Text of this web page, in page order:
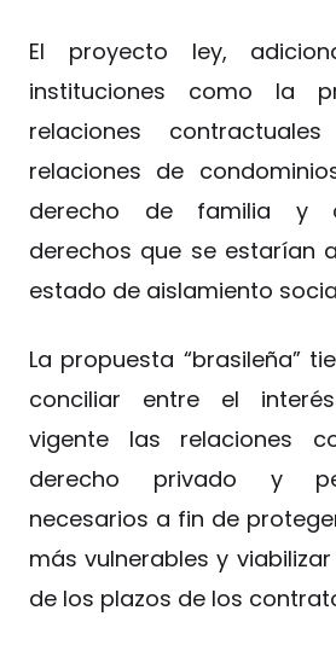
El proyecto ley,
instituciones como la
relaciones
relaciones de
derecho de familia y
derechos que se estarían
estado de aislamiento
La propuesta “brasileña”
conciliar entre el
vigente las relaciones
derecho privado y
necesarios a fin de
más vulnerables y
de los plazos de los